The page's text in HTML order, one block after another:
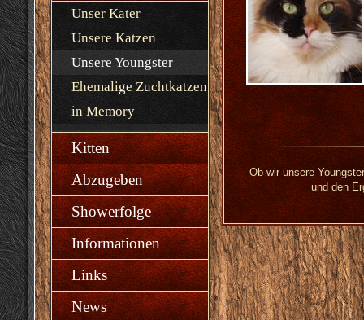
Unser Kater
Unsere Katzen
Unsere Youngster
Ehemalige Zuchtkatzen
in Memory
Kitten
Abzugeben
Showerfolge
Informationen
Links
News
Ob wir unsere
und den